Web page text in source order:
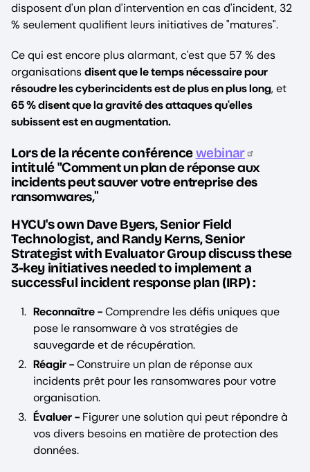
disposent d'un plan d'intervention en cas d'incident, 32
% seulement qualifient leurs initiatives de "matures".
Ce qui est encore plus alarmant, c'est que 57 % des
organisationsdisent que le temps nécessaire pour
résoudre les cyberincidents est de plus en plus long, et
65 % disent que la gravité des attaques qu'elles
subissent est en augmentation.
Lors de la récente conférencewebinar
intitulé "Comment un plan de réponse aux
incidents peut sauver votre entreprise des
ransomwares,"
‍HYCU's own Dave Byers, Senior Field
Technologist, and Randy Kerns, Senior
Strategist with Evaluator Group discuss these
3-key initiatives needed to implement a
successful incident response plan (IRP) :
Reconnaître -Comprendre les défis uniques que
pose le ransomware à vos stratégies de
sauvegarde et de récupération.
Réagir -Construire un plan de réponse aux
incidents prêt pour les ransomwares pour votre
organisation.
Évaluer - Figurer une solution qui peut répondre à
vos divers besoins en matière de protection des
données.